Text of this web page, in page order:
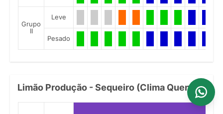
Grupo
II
Leve
Pesado
Limão Produção - Sequeiro (Clima Quente)